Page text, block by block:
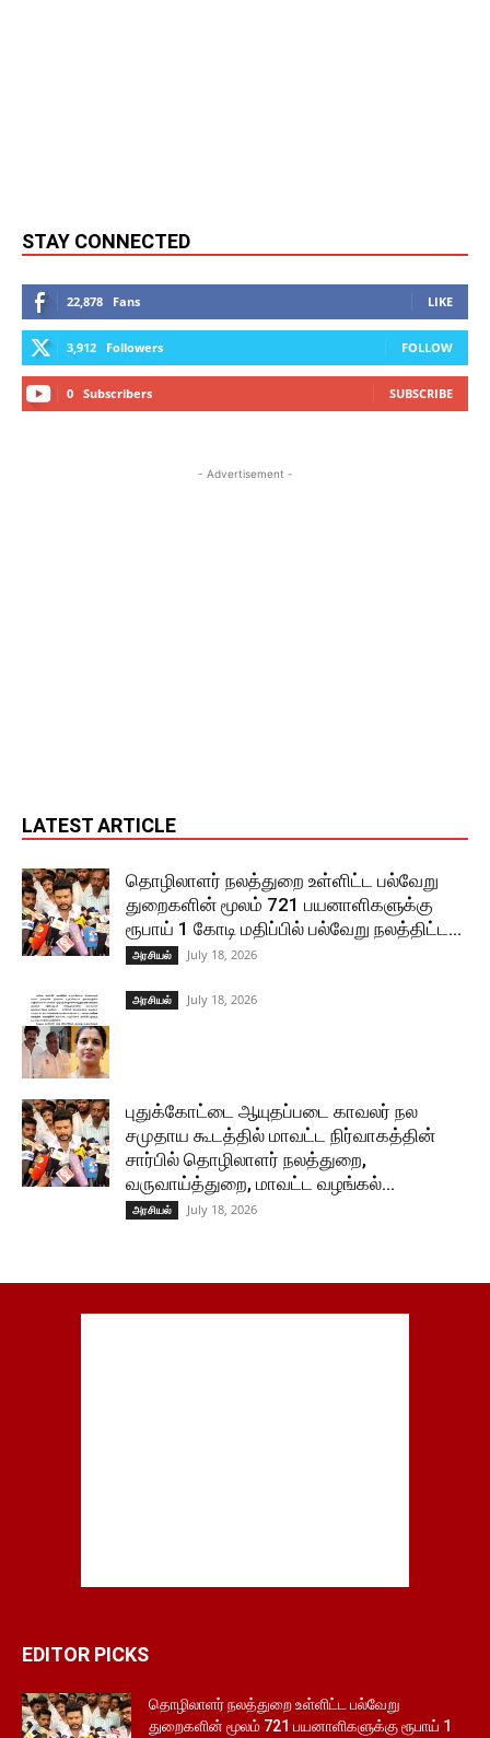
STAY CONNECTED
22,878 Fans LIKE
3,912 Followers FOLLOW
0 Subscribers SUBSCRIBE
- Advertisement -
LATEST ARTICLE
தொழிலாளர் நலத்துறை உள்ளிட்ட பல்வேறு
துறைகளின் மூலம் 721 பயனாளிகளுக்கு
ரூபாய் 1 கோடி மதிப்பில் பல்வேறு நலத்திட்ட...
அரசியல் July 18, 2026
அரசியல் July 18, 2026
புதுக்கோட்டை ஆயுதப்படை காவலர் நல
சமுதாய கூடத்தில் மாவட்ட நிர்வாகத்தின்
சார்பில் தொழிலாளர் நலத்துறை,
வருவாய்த்துறை, மாவட்ட வழங்கல்...
அரசியல் July 18, 2026
EDITOR PICKS
தொழிலாளர் நலத்துறை உள்ளிட்ட பல்வேறு
துறைகளின் மூலம் 721 பயனாளிகளுக்கு ரூபாய் 1